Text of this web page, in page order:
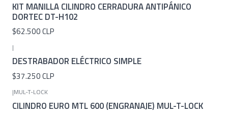
KIT MANILLA CILINDRO CERRADURA ANTIPÁNICO
DORTEC DT-H102
$62.500 CLP
|
DESTRABADOR ELÉCTRICO SIMPLE
$37.250 CLP
|MUL-T-LOCK
CILINDRO EURO MTL 600 (ENGRANAJE) MUL-T-LOCK